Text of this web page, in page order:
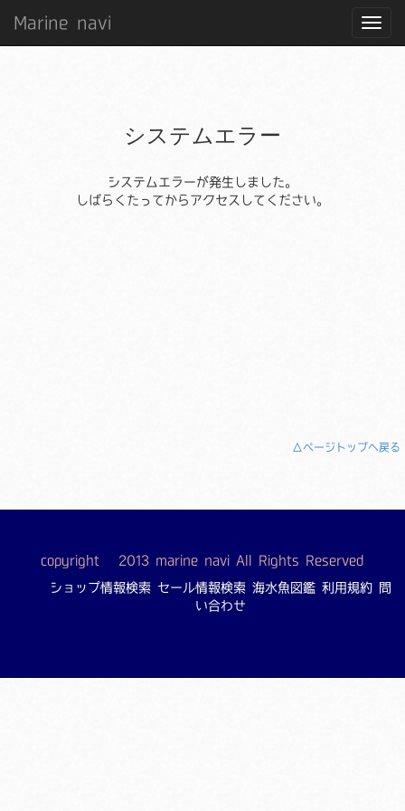
Marine navi
システムエラー
システムエラーが発生しました。
しばらくたってからアクセスしてください。
△ページトップへ戻る
copyright © 2013 marine navi All Rights Reserved
ショップ情報検索 セール情報検索 海水魚図鑑 利用規約
問
い合わせ